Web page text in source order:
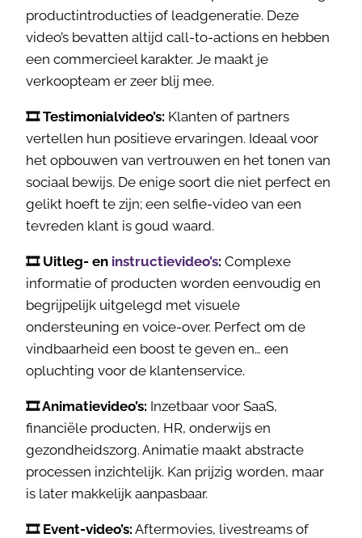
productintroducties of leadgeneratie. Deze
video’s bevatten altijd call-to-actions en hebben
een commercieel karakter. Je maakt je
verkoopteam er zeer blij mee.
🎞️ Testimonialvideo’s: Klanten of partners
vertellen hun positieve ervaringen. Ideaal voor
het opbouwen van vertrouwen en het tonen van
sociaal bewijs. De enige soort die niet perfect en
gelikt hoeft te zijn; een selfie-video van een
tevreden klant is goud waard.
🎞️ Uitleg- en instructievideo’s: Complexe
informatie of producten worden eenvoudig en
begrijpelijk uitgelegd met visuele
ondersteuning en voice-over. Perfect om de
vindbaarheid een boost te geven en… een
opluchting voor de klantenservice.
🎞️ Animatievideo’s: Inzetbaar voor SaaS,
financiële producten, HR, onderwijs en
gezondheidszorg. Animatie maakt abstracte
processen inzichtelijk. Kan prijzig worden, maar
is later makkelijk aanpasbaar.
🎞️ Event-video’s: Aftermovies, livestreams of